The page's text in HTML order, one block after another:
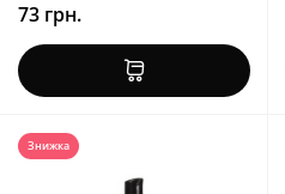
73 грн.
Знижка